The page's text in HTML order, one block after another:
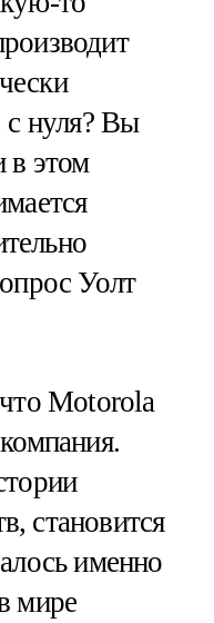
с нуля? Вы
в этом
Уолт
Motorola
становится
именно
мире